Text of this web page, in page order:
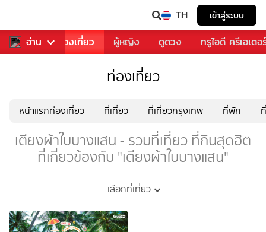
TH เข้าสู่ระบบ
อ่าน
อาหาร ท่องเที่ยว ผู้หญิง ดูดวง ทรูไอดี ครีเอเตอ
ท่องเที่ยว
หน้าแรกท่องเที่ยว ที่เที่ยว ที่เที่ยวกรุงเทพ ที่พัก
เตียงผ้าใบบางแสน - รวมที่เที่ยว ที่กินสุดฮิต
ที่เกี่ยวข้องกับ "เตียงผ้าใบบางแสน"
เลือกที่เที่ยว